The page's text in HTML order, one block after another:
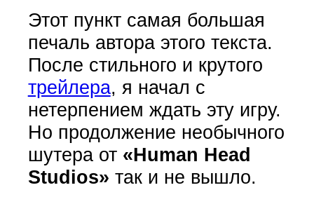
Этот пункт самая большая
печаль автора этого текста.
После стильного и крутого
трейлера, я начал с
нетерпением ждать эту игру.
Но продолжение необычного
шутера от «Human Head
Studios» так и не вышло.